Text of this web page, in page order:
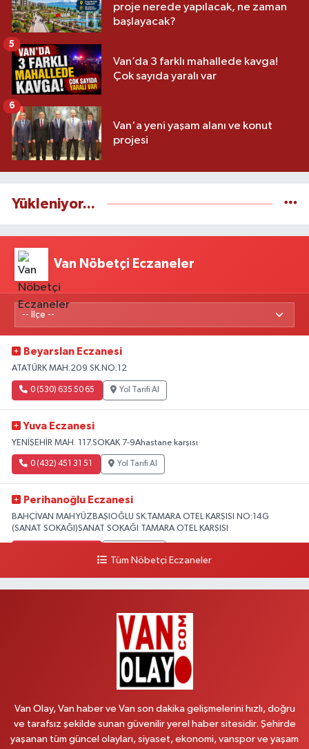
proje nerede yapılacak, ne zaman
başlayacak?
Van’da 3 farklı mahallede kavga!
Çok sayıda yaralı var
5
Van'a yeni yaşam alanı ve konut
projesi
6
Yükleniyor...
Van Nöbetçi Eczaneler
Beyarslan Eczanesi
ATATÜRK MAH.209 SK.NO:12
0 (530) 635 50 65 Yol Tarifi Al
Yuva Eczanesi
YENİŞEHİR MAH. 117.SOKAK 7-9Ahastane karşısı
0 (432) 451 31 51 Yol Tarifi Al
Perihanoğlu Eczanesi
BAHÇİVAN MAH.YÜZBAŞIOĞLU SK.TAMARA OTEL KARŞISI NO:14G
(SANAT SOKAĞI)SANAT SOKAĞI TAMARA OTEL KARŞISI
Yol Tarifi Al
BEYAZIT MAH.ZEYLAN CADDESİ OKYANUS GİYİM YANI NO:1
Afşar Eczanesi
Tüm Nöbetçi Eczaneler
Van Olay, Van haber ve Van son dakika gelişmelerini hızlı, doğru
ve tarafsız şekilde sunan güvenilir yerel haber sitesidir. Şehirde
yaşanan tüm güncel olayları, siyaset, ekonomi, vanspor ve yaşam